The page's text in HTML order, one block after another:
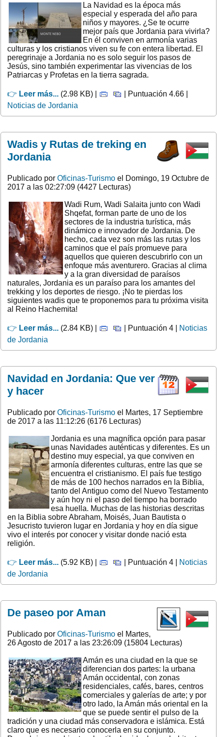
La Navidad es la época más
especial y esperada del año para
niños y mayores. ¿Se te ocurre
mejor país que Jordania para vivirla?
En él conviven en armonía varias
culturas y los cristianos viven su fe con entera libertad. El
peregrinaje a Jordania no es solo seguir los pasos de
Jesús, sino también experimentar las vivencias de los
Patriarcas y Profetas en la tierra sagrada.
👉 Leer más... (2.98 KB) |
| Puntuación 4.66 |
Noticias de Jordania
Wadis y Rutas de treking en
Jordania
Publicado por Oficinas-Turismo el Domingo, 19 Octubre de
2017 a las 02:27:09 (4427 Lecturas)
Wadi Rum, Wadi Salaita junto con Wadi
Shqefat, forman parte de uno de los
sectores de la industria turística, más
dinámico e innovador de Jordania. De
hecho, cada vez son más las rutas y los
caminos que el país promueve para
aquellos que quieren descubrirlo con un
enfoque más aventurero. Gracias al clima
y a la gran diversidad de paraísos
naturales, Jordania es un paraíso para los amantes del
trekking y los deportes de riesgo. ¡No te pierdas los
siguientes wadis que te proponemos para tu próxima visita
al Reino Hachemita!
👉 Leer más... (2.84 KB) | | Puntuación 4 |
Noticias
de Jordania
Navidad en Jordania: Que ver
y hacer
Publicado por Oficinas-Turismo el Martes, 17 Septiembre
de 2017 a las 11:12:26 (6176 Lecturas)
Jordania es una magnífica opción para pasar
unas Navidades auténticas y diferentes. Es un
destino muy especial, ya que conviven en
armonía diferentes culturas, entre las que se
encuentra el cristianismo. El país fue testigo
de más de 100 hechos narrados en la Biblia,
tanto del Antiguo como del Nuevo Testamento
y aún hoy ni el paso del tiempo ha borrado
esa huella. Muchas de las historias descritas
en la Biblia sobre Abraham, Moisés, Juan Bautista o
Jesucristo tuvieron lugar en Jordania y hoy en día sigue
vivo el interés por conocer y visitar donde nació esta
religión.
👉 Leer más... (5.92 KB) | | Puntuación 4 |
Noticias
de Jordania
De paseo por Aman
Publicado por Oficinas-Turismo el Martes,
26 Agosto de 2017 a las 23:26:09 (15804 Lecturas)
Amán es una ciudad en la que se
diferencian dos partes: la urbana
Amán occidental, con zonas
residenciales, cafés, bares, centros
comerciales y galerías de arte; y por
otro lado, la Amán más oriental en la
que se puede sentir el pulso de la
tradición y una ciudad más conservadora e islámica. Está
claro que es necesario conocerla en su conjunto.